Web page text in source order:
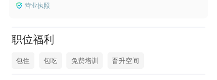
营业执照
职位福利
包住 包吃 免费培训 晋升空间